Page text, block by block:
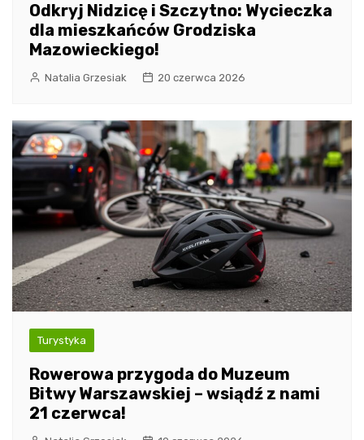
Odkryj Nidzicę i Szczytno: Wycieczka
dla mieszkańców Grodziska
Mazowieckiego!
Natalia Grzesiak 20 czerwca 2026
Turystyka
Rowerowa przygoda do Muzeum
Bitwy Warszawskiej – wsiądź z nami
21 czerwca!